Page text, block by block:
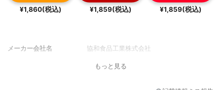
¥1,860(税込) ¥1,859(税込) ¥1,859(税込)
メーカー会社名 協和食品工業株式会社
もっと見る